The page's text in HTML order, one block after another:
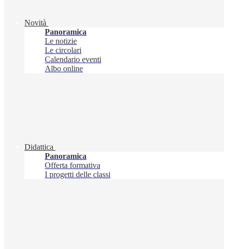
Novità
Panoramica
Le notizie
Le circolari
Calendario eventi
Albo online
Didattica
Panoramica
Offerta formativa
I progetti delle classi